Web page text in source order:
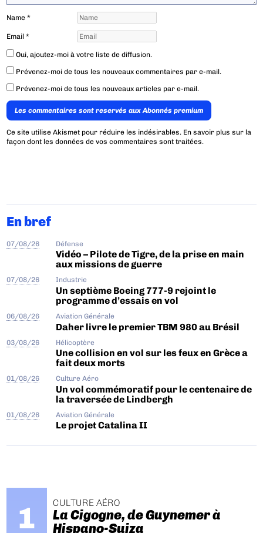
Name*
Email*
Oui, ajoutez-moi à votre liste de diffusion.
Prévenez-moi de tous les nouveaux commentaires par e-mail.
Prévenez-moi de tous les nouveaux articles par e-mail.
Les commentaires sont reservés aux Abonnés premium
Ce site utilise Akismet pour réduire les indésirables. En savoir plus sur la
façon dont les données de vos commentaires sont traitées.
En bref
07/08/26 Défense
Vidéo – Pilote de Tigre, de la prise en main
aux missions de guerre
07/08/26 Industrie
Un septième Boeing 777-9 rejoint le
programme d’essais en vol
06/08/26 Aviation Générale
Daher livre le premier TBM 980 au Brésil
03/08/26 Hélicoptère
Une collision en vol sur les feux en Grèce a
fait deux morts
01/08/26 Culture Aéro
Un vol commémoratif pour le centenaire de
la traversée de Lindbergh
01/08/26 Aviation Générale
Le projet Catalina II
CULTURE AÉRO
La Cigogne, de Guynemer à
Hispano-Suiza